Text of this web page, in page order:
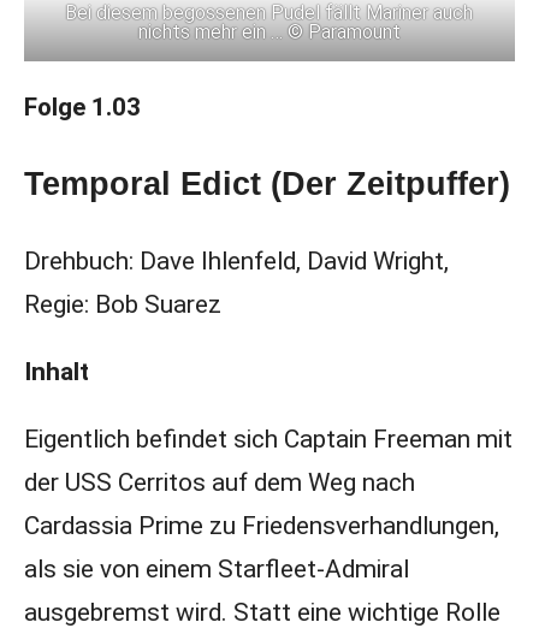
Bei diesem begossenen Pudel fällt Mariner auch
nichts mehr ein … © Paramount
Folge 1.03
Temporal Edict (Der Zeitpuffer)
Drehbuch: Dave Ihlenfeld, David Wright,
Regie: Bob Suarez
Inhalt
Eigentlich befindet sich Captain Freeman mit
der USS Cerritos auf dem Weg nach
Cardassia Prime zu Friedensverhandlungen,
als sie von einem Starfleet-Admiral
ausgebremst wird. Statt eine wichtige Rolle